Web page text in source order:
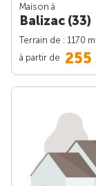
Maison à
Balizac (33)
Terrain de : 1170 m
à partir de 255